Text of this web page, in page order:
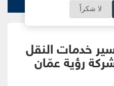
لا شكراً
سير خدمات النقل
رؤية عمّان